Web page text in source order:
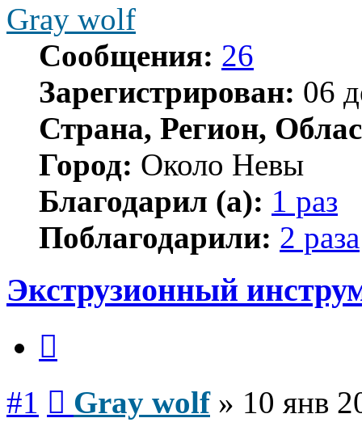
Gray wolf
Сообщения: 26
Зарегистрирован: 06
Страна, Регион,
Город: Около Невы
Благодарил (а): 1 раз
Поблагодарили: 2 раза
Экструзионный
#1 Gray wolf» 10 янв